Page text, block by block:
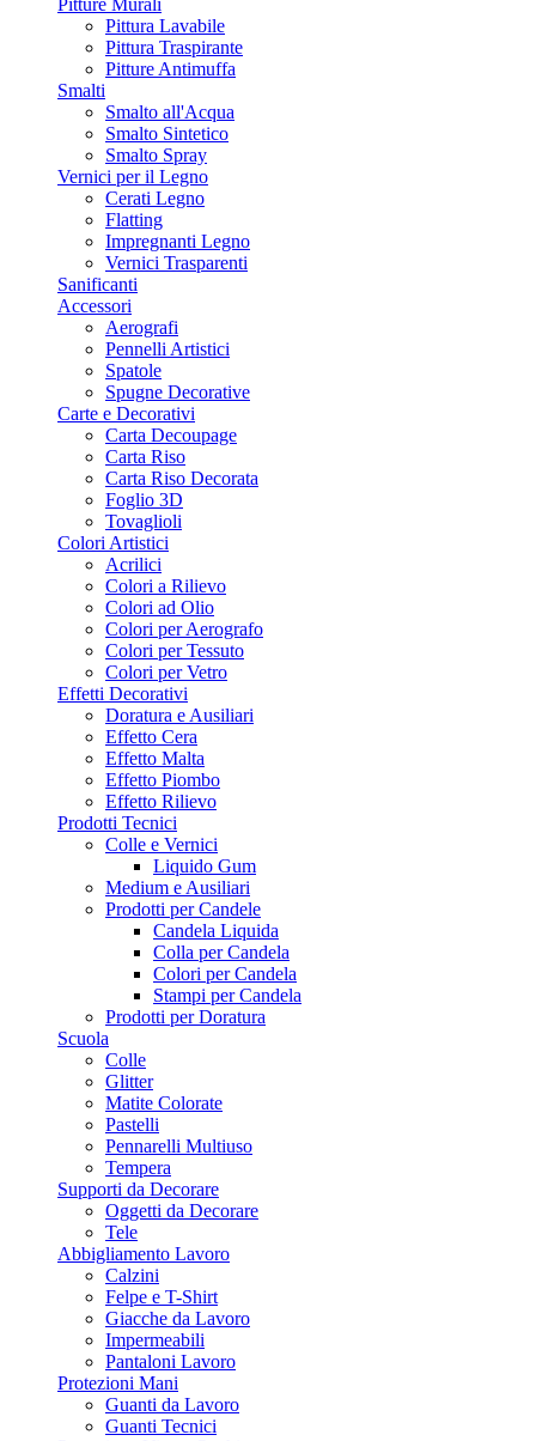
Pitture Murali
Pittura Lavabile
Pittura Traspirante
Pitture Antimuffa
Smalti
Smalto all'Acqua
Smalto Sintetico
Smalto Spray
Vernici per il Legno
Cerati Legno
Flatting
Impregnanti Legno
Vernici Trasparenti
Sanificanti
Accessori
Aerografi
Pennelli Artistici
Spatole
Spugne Decorative
Carte e Decorativi
Carta Decoupage
Carta Riso
Carta Riso Decorata
Foglio 3D
Tovaglioli
Colori Artistici
Acrilici
Colori a Rilievo
Colori ad Olio
Colori per Aerografo
Colori per Tessuto
Colori per Vetro
Effetti Decorativi
Doratura e Ausiliari
Effetto Cera
Effetto Malta
Effetto Piombo
Effetto Rilievo
Prodotti Tecnici
Colle e Vernici
Liquido Gum
Medium e Ausiliari
Prodotti per Candele
Candela Liquida
Colla per Candela
Colori per Candela
Stampi per Candela
Prodotti per Doratura
Scuola
Colle
Glitter
Matite Colorate
Pastelli
Pennarelli Multiuso
Tempera
Supporti da Decorare
Oggetti da Decorare
Tele
Abbigliamento Lavoro
Calzini
Felpe e T-Shirt
Giacche da Lavoro
Impermeabili
Pantaloni Lavoro
Protezioni Mani
Guanti da Lavoro
Guanti Tecnici